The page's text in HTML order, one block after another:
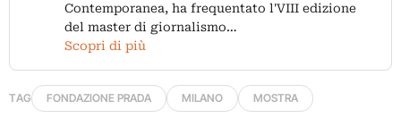
Contemporanea, ha frequentato l'VIII edizione
del master di giornalismo…
Scopri di più
TAG FONDAZIONE PRADA MILANO MOSTRA